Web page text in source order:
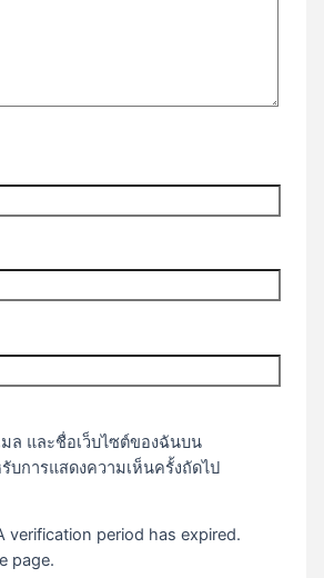
ล และชื่อเว็บไซต์ของฉันบน
บการแสดงความเห็นครั้งถัดไป
verification period has expired.
page.